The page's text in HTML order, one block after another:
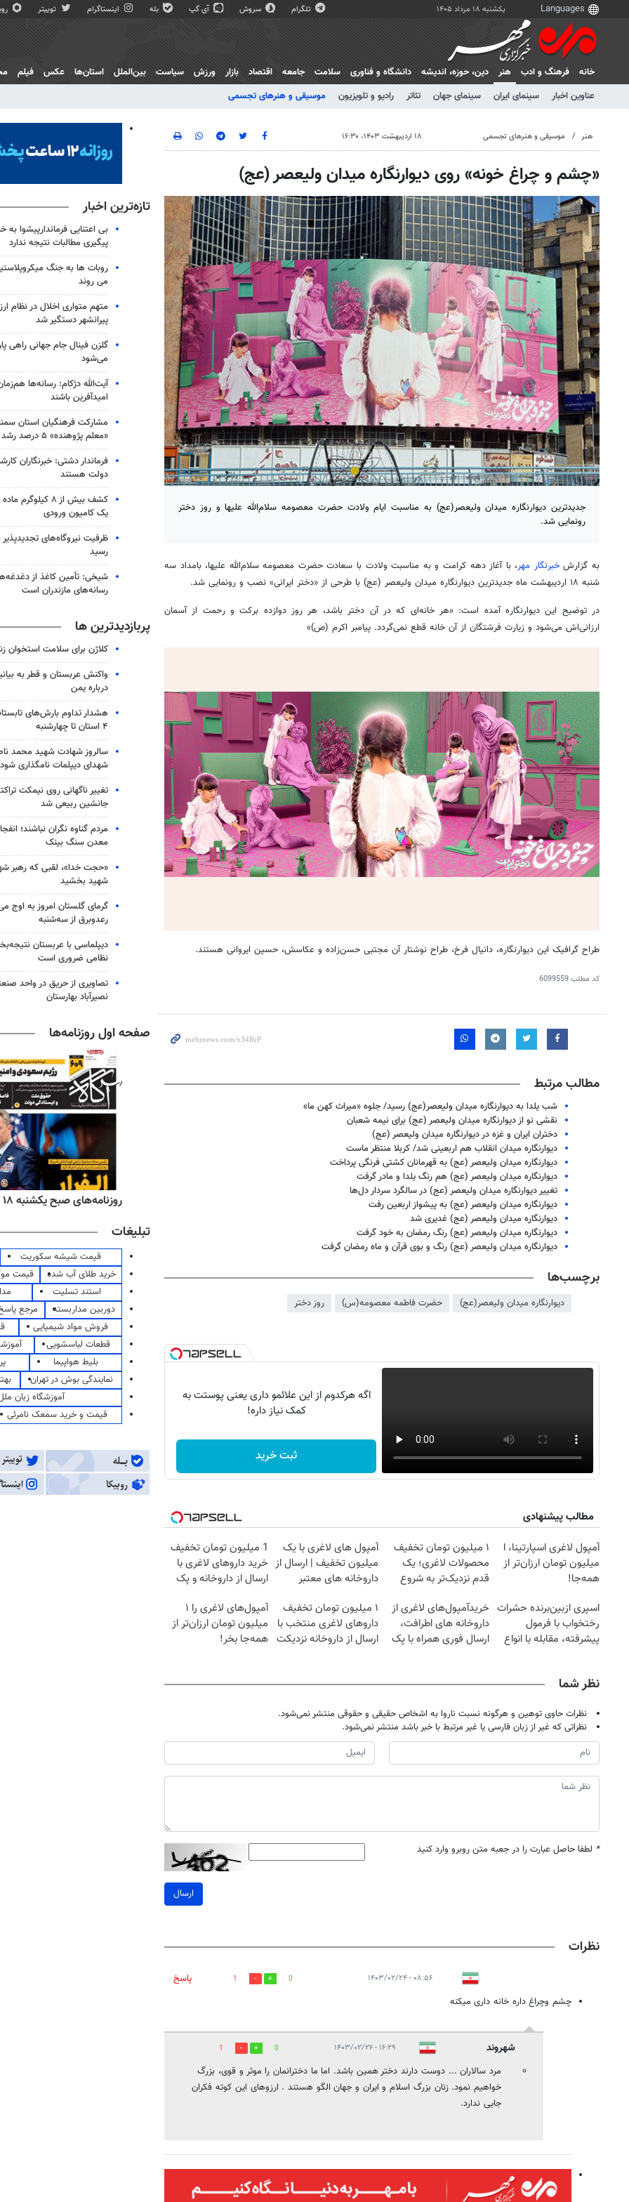
یکشنبه ۱۸ مرداد ۱۴۰۵ تلگرام سروش آی گپ بله اینستاگرام توییتر
خانه فرهنگ و ادب
هنر
عناوین اخبار
سینمای ایران سینمای جهان تئاتر رادیو و تلویزیون موسیقی و هنرهای تجسمی
دين، حوزه، انديشه دانشگاه و فناوری سلامت جامعه اقتصاد بازار ورزش سیاست بین‌الملل استان‌ها عکس فیلم
هنر موسیقی و هنرهای تجسمی ۱۸ اردیبهشت ۱۴۰۳، ۱۶:۳۰
«چشم و چراغ خونه» روی دیوارنگاره میدان ولیعصر (عج)
جدیدترین دیوارنگاره میدان ولیعصر(عج) به مناسبت ایام ولادت حضرت معصومه سلام‌الله علیها و روز دختر
رونمایی شد.
به گزارشخبرنگار مهر، با آغاز دهه کرامت و به مناسبت ولادت با سعادت حضرت معصومه سلام‌الله علیها، بامداد سه
شنبه ۱۸ اردیبهشت ماه جدیدترین دیوارنگاره میدان ولیعصر (
عج) با طرحی از «دختر ایرانی» نصب و رونمایی شد.
در توضیح این دیوارنگاره آمده است: «هر خانه‌ای که در آن دختر باشد، هر روز دوازده برکت و رحمت از آسمان
ارزانی‌اش می‌شود و زیارت فرشتگان از آن خانه قطع نمی‌گردد. پیامبر اکرم (ص)»
طراح گرافیک این دیوارنگاره، دانیال فرخ، طراح نوشتار آن مجتبی حسن‌زاده و عکاسش، حسین ایروانی هستند.
کد مطلب6099559
مطالب مرتبط
شب یلدا به دیوارنگاره میدان ولیعصر(عج) رسید/ جلوه «میراث کهن ما»
نقشی نو از دیوارنگاره میدان ولیعصر (عج) برای نیمه شعبان
دختران ایران و غزه در دیوارنگاره میدان ولیعصر (عج)
دیوارنگاره میدان انقلاب هم اربعینی شد/ کربلا منتظر ماست
دیوارنگاره میدان ولیعصر (عج) به قهرمانان کشتی فرنگی پرداخت
دیوارنگاره میدان ولیعصر (عج) هم رنگ یلدا و مادر گرفت
تغییر دیوارنگاره میدان ولیعصر (عج) در سالگرد سردار دل‌ها
دیوارنگاره میدان ولیعصر (عج) به پیشواز اربعین رفت
دیوارنگاره میدان ولیعصر (عج) غدیری شد
دیوارنگاره میدان ولیعصر (عج) رنگ رمضان به خود گرفت
دیوارنگاره میدان ولیعصر (عج) رنگ و بوی قرآن و ماه رمضان گرفت
برچسب‌ها
دیوارنگاره میدان ولیعصر(عج) حضرت فاطمه معصومه(س) روز دختر
اگه هرکدوم از این علائمو داری یعنی پوستت به
کمک نیاز داره!
ثبت خرید
مطالب پیشنهادی
آمپول لاغری اسپارتینا، ا
میلیون تومان ارزان‌تر از
همه‌جا!
۱ میلیون تومان تخفیف
محصولات لاغری؛ یک
قدم نزدیک‌تر به شروع
آمپول های لاغری با یک
میلیون تخفیف | ارسال از
داروخانه های معتبر
1 میلیون تومان تخفیف
خرید داروهای لاغری با
ارسال از داروخانه و پک
اسپری ازبین‌برنده حشرات
رختخواب با فرمول
پیشرفته، مقابله با انواع
خریدآمپول‌های لاغری از
داروخانه های اطرافت،
ارسال فوری همراه با پک
۱ میلیون تومان تخفیف
داروهای لاغری منتخب با
ارسال از داروخانه نزدیکت
آمپول‌های لاغری را ۱
میلیون تومان ارزان‌تر از
همه‌جا بخر!
نظر شما
نظرات حاوی توهین و هرگونه نسبت ناروا به اشخاص حقیقی و حقوقی منتشر نمی‌شود.
نظراتی که غیر از زبان فارسی یا غیر مرتبط با خبر باشد منتشر نمی‌شود.
* لطفا حاصل عبارت را در جعبه متن روبرو وارد کنید
ارسال
نظرات
۰۸:۵۶ - ۱۴۰۳/۰۲/۲۴ 0
1
پاسخ
چشم وچراغ داره خانه داری میکنه
شهروند ۱۶:۲۹ - ۱۴۰۳/۰۲/۲۶ 0
1
مرد سالاران ... دوست دارند دختر همین باشد. اما ما دخترانمان را موثر و قوی، بزرگ
خواهیم نمود. زنان بزرگ اسلام و ایران و جهان الگو هستند . ارزوهای این کوته فکران
جایی ندارد.
تازه‌ترین اخبار
بی اعتنایی فرماندارپیشوا به
پیگیری مطالبات نتیجه ندارد
روبات ها به جنگ
می روند
متهم متواری اخلال در نظام
پیرانشهر دستگیر شد
گلزن فینال جام جهانی راهی
می‌شود
آیت‌الله دژکام: رسانه‌ها
امیدآفرین باشند
مشارکت فرهنگیان استان
«معلم پژوهنده» ۵ درصد رشد کرد
فرماندار دشتی: خبرنگاران
دولت هستند
کشف بیش از ۸
یک کامیون ورودی
رسید
شیخی: تأمین کاغذ از
رسانه‌های مازندران است
پربازدیدترین ها
کلاژن برای سلامت استخوان
واکنش عربستان و قطر به
درباره یمن
هشدار تداوم بارش‌های
۴ استان تا چهارشنبه
سالروز شهادت شهید محمد
شهدای دیپلمات نامگذاری شود
تغییر ناگهانی روی نیمکت
جانشین ربیعی شد
مردم گناوه نگران نباشند؛
معدن سنگ بینک
«حجت خدا»، لقبی که رهبر
شهید بخشید
گرمای گلستان امروز به اوج
رعدوبرق از سه‌شنبه
دیپلماسی با عربستان
نظامی ضروری است
تصاویری از حریق در واحد
نصیرآباد بهارستان
صفحه اول روزنامه‌ها
روزنامه‌های ورزشی یکشنبه ۱۸ مرداد ۱۴۰۵ روزنامه‌های صبح یکشنبه ۱۸ مرداد ۱۴۰۵
تبلیغات
قیمت شیشه سکوریت
خرید طلای آب شده
قیمت
استند تسلیت
دوربین مداربسته
مرجع
فروش مواد شیمیایی
قطعات لباسشویی
بلیط هواپیما
نمایندگی بوش در تهران
آموزشگاه زبان
قیمت و خرید سمعک نامرئی